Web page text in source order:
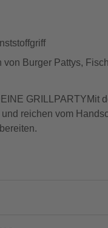
von Burger Pattys,
GRILLPARTYMit
reichen vom